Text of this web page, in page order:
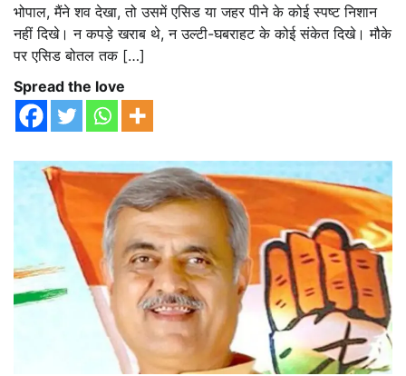
भोपाल, मैंने शव देखा, तो उसमें एसिड या जहर पीने के कोई स्पष्ट निशान
नहीं दिखे। न कपड़े खराब थे, न उल्टी-घबराहट के कोई संकेत दिखे। मौके
पर एसिड बोतल तक […]
Spread the love